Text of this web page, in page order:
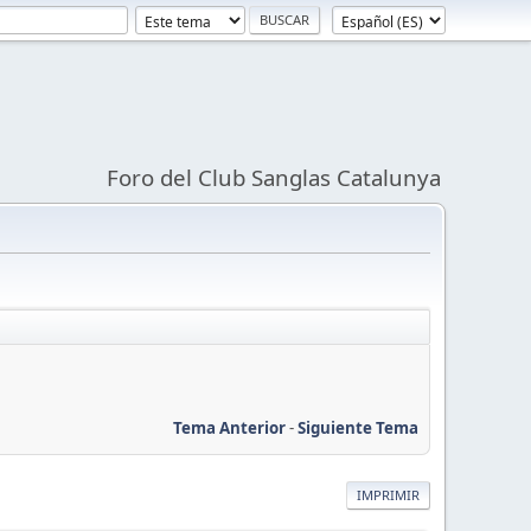
Foro del Club Sanglas Catalunya
Tema Anterior-Siguiente Tema
IMPRIMIR